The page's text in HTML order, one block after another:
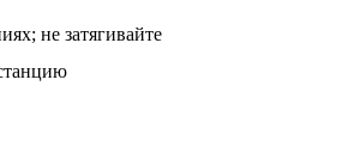
не затягивайте